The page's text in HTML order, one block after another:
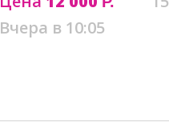
Вчера в 10:05